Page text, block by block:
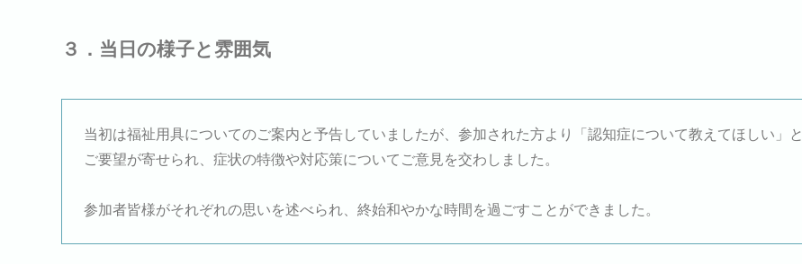
３．当日の様子と雰囲気
当初は福祉用具についてのご案内と予告していましたが、参加された方より「認知症について教えてほしい」と
ご要望が寄せられ、症状の特徴や対応策についてご意見を交わしました。
参加者皆様がそれぞれの思いを述べられ、終始和やかな時間を過ごすことができました。